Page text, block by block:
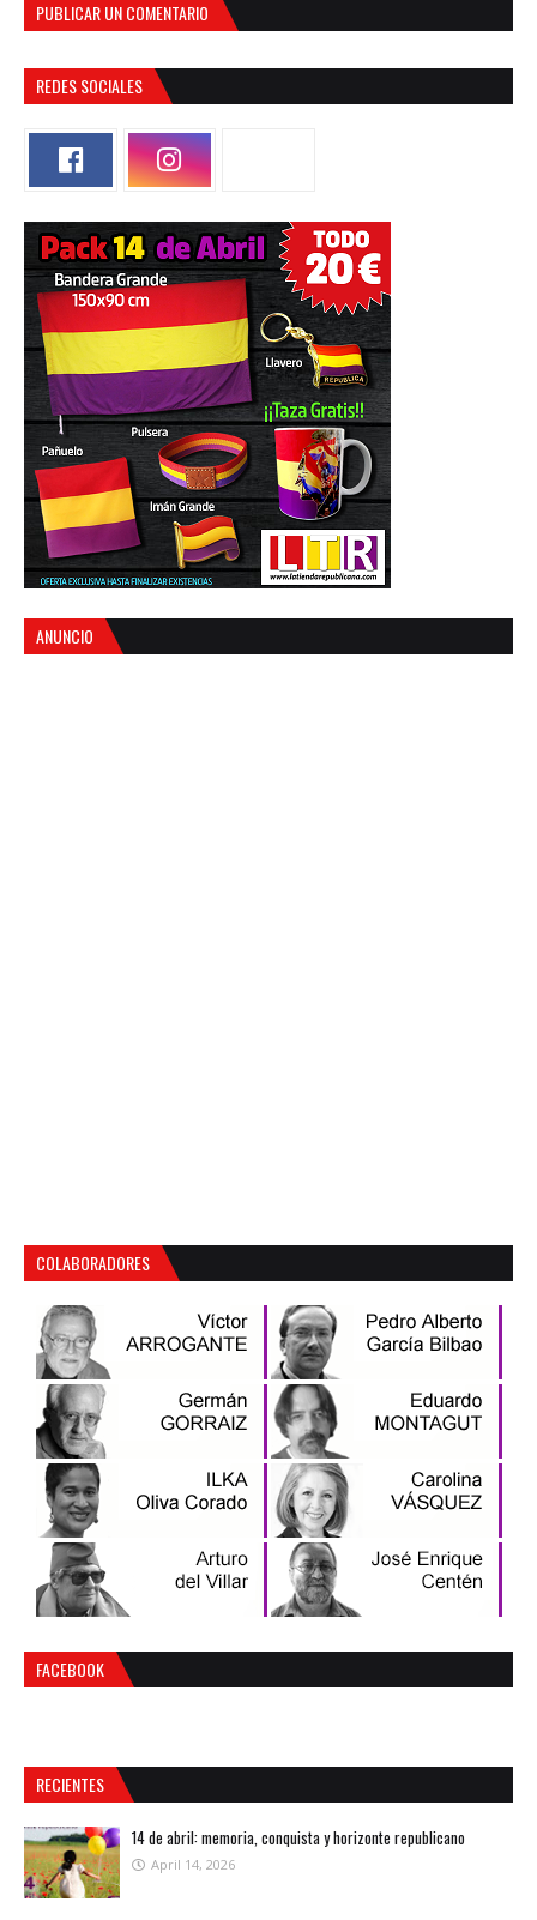
PUBLICAR UN COMENTARIO
REDES SOCIALES
ANUNCIO
COLABORADORES
FACEBOOK
RECIENTES
14 de abril: memoria, conquista y horizonte republicano
April 14, 2026